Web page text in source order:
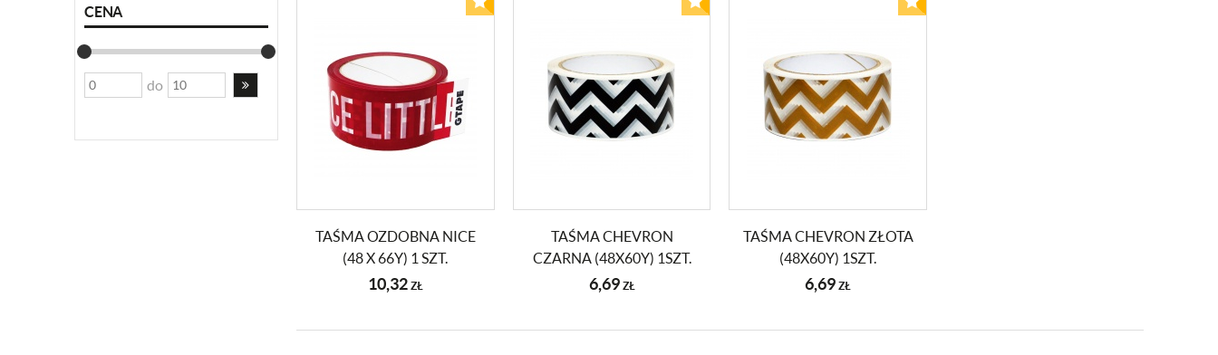
CENA
do
TAŚMA OZDOBNA NICE
(48 X 66Y) 1 SZT.
10,32 ZŁ
TAŚMA CHEVRON
CZARNA (48X60Y) 1SZT.
6,69 ZŁ
TAŚMA CHEVRON ZŁOTA
(48X60Y) 1SZT.
6,69ZŁ